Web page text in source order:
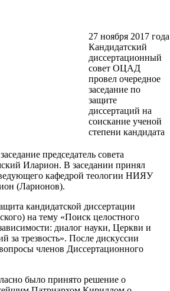
27 ноября 2017 года
Кандидатский
диссертационный
совет ОЦАД
провел очередное
заседание по
защите
диссертаций на
соискание ученой
степени кандидата
председатель совета
Иларион. В заседании принял
кафедрой теологии НИЯУ
(Ларионов).
кандидатской диссертации
на тему «Поиск целостного
диалог науки, Церкви и
за трезвость». После дискуссии
членов Диссертационного
было принято решение о